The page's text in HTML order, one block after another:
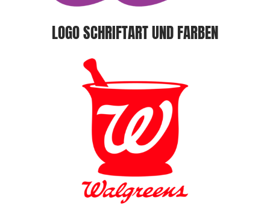
LOGO SCHRIFTART UND FARBEN